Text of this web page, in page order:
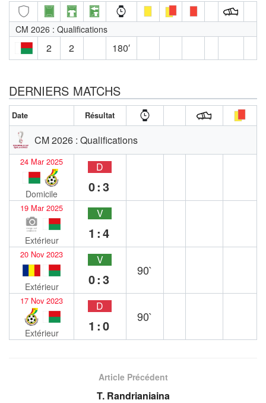
CM 2026 : Qualifications
2 2 180′
DERNIERS MATCHS
Date Résultat
CM 2026 : Qualifications
24 Mar 2025
Domicile
D
0:3
19 Mar 2025
Extérieur
V
1:4
20 Nov 2023
Extérieur
V
0:3
90`
17 Nov 2023
Extérieur
D
1:0
90`
Article Précédent
T. Randrianiaina